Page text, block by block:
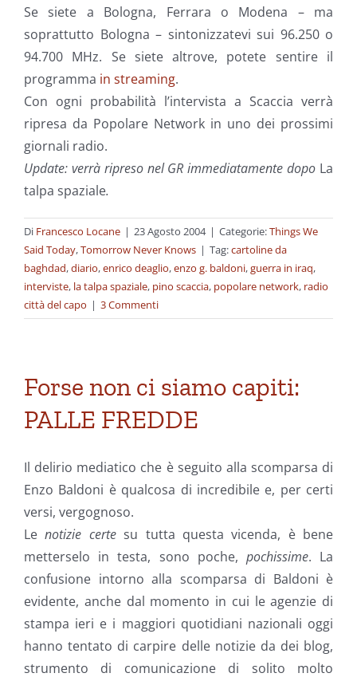
Se siete a Bologna, Ferrara o Modena – ma
soprattutto Bologna – sintonizzatevi sui 96.250 o
94.700 MHz. Se siete altrove, potete sentire il
programma in streaming.
Con ogni probabilità l’intervista a Scaccia verrà
ripresa da Popolare Network in uno dei prossimi
giornali radio.
Update: verrà ripreso nel GR immediatamente dopo La
talpa spaziale.
Di Francesco Locane | 23 Agosto 2004 | Categorie:Things We
Said Today,Tomorrow Never Knows | Tag:cartoline da
baghdad,diario,enrico deaglio,enzo g. baldoni,guerra in iraq,
interviste, la talpa spaziale, pino scaccia, popolare network, radio
città del capo | 3 Commenti
Forse non ci siamo capiti:
PALLE FREDDE
Il delirio mediatico che è seguito alla scomparsa di
Enzo Baldoni è qualcosa di incredibile e, per certi
versi, vergognoso.
Lenotizie certesu tutta questa vicenda, è bene
metterselo in testa, sono poche, pochissime. La
confusione intorno alla scomparsa di Baldoni è
evidente, anche dal momento in cui le agenzie di
stampa ieri e i maggiori quotidiani nazionali oggi
hanno tentato di carpire delle notizie da dei blog,
strumento di comunicazione di solito molto